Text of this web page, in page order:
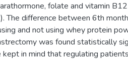
folate and vitamin
The difference between 6th
and not using whey protein
was found statistically
kept in mind that regulating